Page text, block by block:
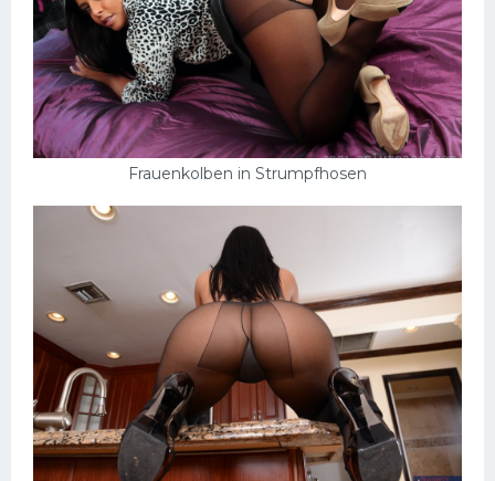
Frauenkolben in Strumpfhosen